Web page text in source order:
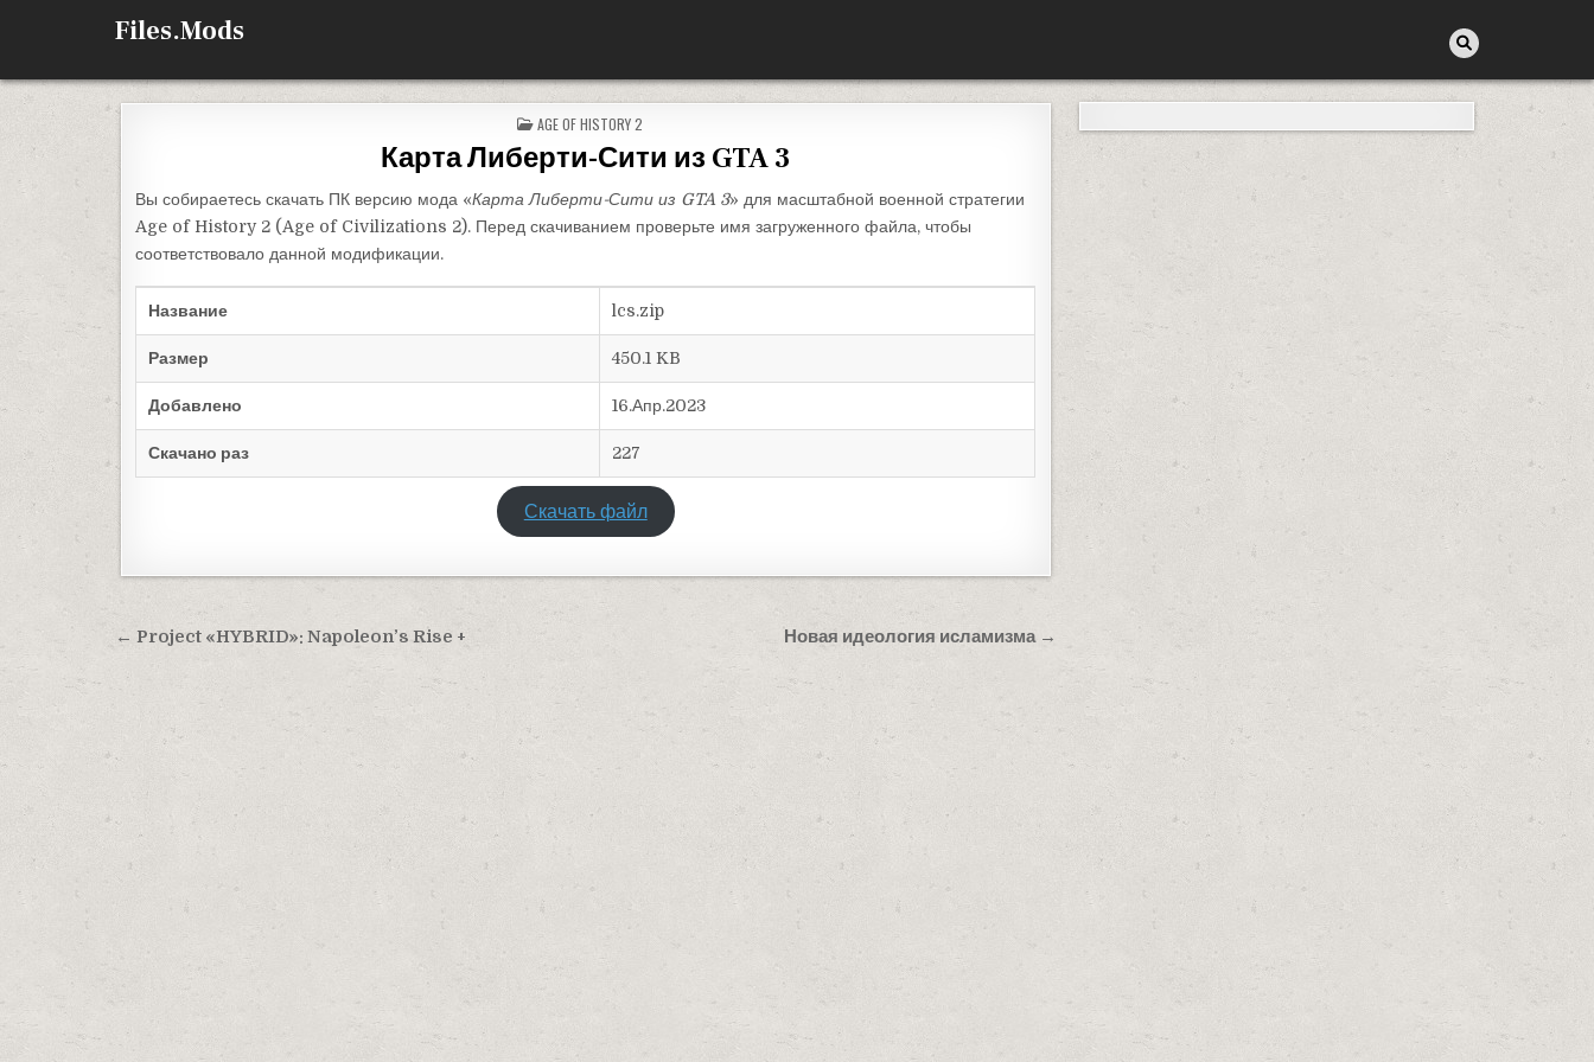
Files.Mods
ОПУБЛИКОВАНО В
AGE OF HISTORY 2
Карта Либерти-Сити из GTA 3
Вы собираетесь скачать ПК версию мода «Карта Либерти-Сити из GTA 3» для масштабной военной стратегии
Age of History 2 (Age of Civilizations 2). Перед скачиванием проверьте имя загруженного файла, чтобы
соответствовало данной модификации.
Название lcs.zip
Размер 450.1 KB
Добавлено 16.Апр.2023
Скачано раз 227
Скачать файл
Навигация по записям Новая идеология исламизма →
← Project «HYBRID»: Napoleon’s Rise +